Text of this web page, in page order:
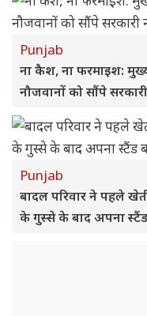
Punjab
ना कैश, ना फरमाइश:
नौजवानों को सौंपे
Punjab
बादल परिवार ने पहले
के गुस्से के बाद अपना